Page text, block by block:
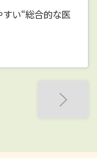
い“総合的な医